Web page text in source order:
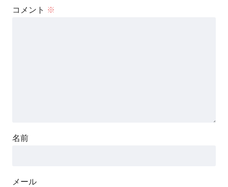
コメント ※
名前
メール